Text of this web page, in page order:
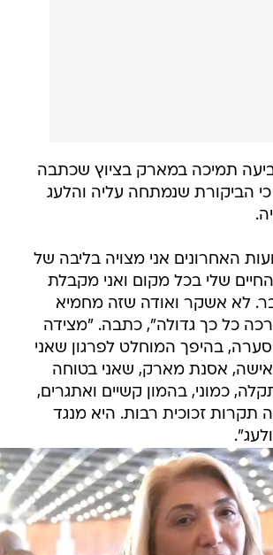
תמיכה במארק בציוץ שכתבה
כי הביקורת שנמתחה עליה והלעג
האחרונים אני מצויה בליבה של
שלי בכל מקום ואני מקבלת
לא אשקר ואודה שזה מחמיא
כל כך גדולה", כתבה. "מצידה
בהיפך המוחלט לפרגון שאני
אסנת מארק, שאני בטוחה
כמוני, בהמון קשיים ואתגרים,
תקרות זכוכית רבות. היא מנגד